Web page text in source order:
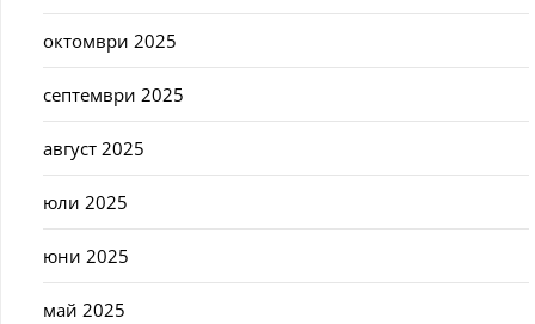
октомври 2025
септември 2025
август 2025
юли 2025
юни 2025
май 2025